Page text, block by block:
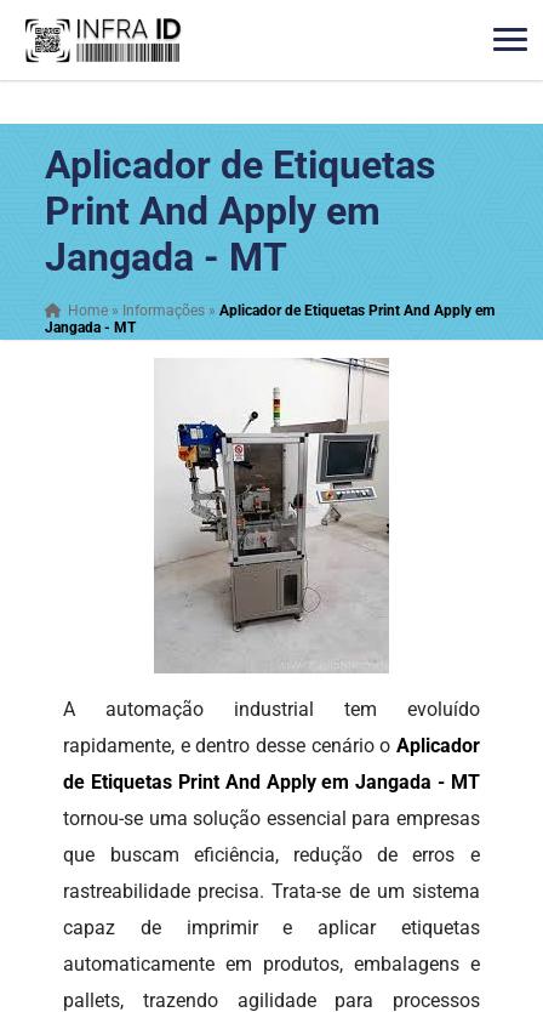
Aplicador de Etiquetas
Print And Apply em
Jangada - MT
Home » Informações »Aplicador de Etiquetas Print And Apply em
Jangada - MT
A automação industrial tem evoluído
rapidamente, e dentro desse cenário o Aplicador
de Etiquetas Print And Apply em Jangada - MT
tornou-se uma solução essencial para empresas
que buscam eficiência, redução de erros e
rastreabilidade precisa. Trata-se de um sistema
capaz de imprimir e aplicar etiquetas
automaticamente em produtos, embalagens e
pallets, trazendo agilidade para processos